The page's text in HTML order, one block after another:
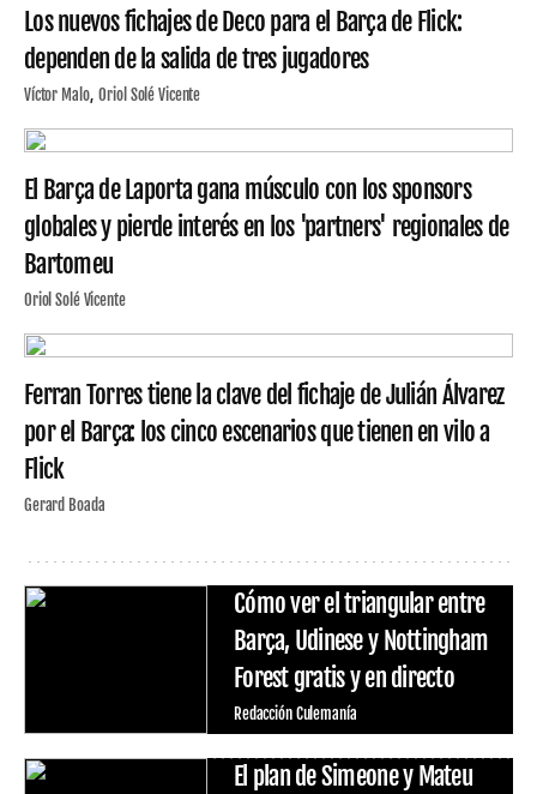
Los nuevos fichajes de Deco para el Barça de Flick:
dependen de la salida de tres jugadores
Víctor Malo Oriol Solé Vicente
El Barça de Laporta gana músculo con los sponsors
globales y pierde interés en los 'partners' regionales de
Bartomeu
Oriol Solé Vicente
Ferran Torres tiene la clave del fichaje de Julián Álvarez
por el Barça: los cinco escenarios que tienen en vilo a
Flick
Gerard Boada
Cómo ver el triangular entre
Barça, Udinese y Nottingham
Forest gratis y en directo
Redacción Culemanía
El plan de Simeone y Mateu